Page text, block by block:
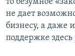
то безумное
не дает
бизнесу, а даже
поддержке здесь